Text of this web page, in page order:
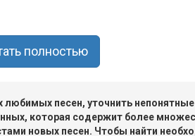
полностью
песен, уточнить непонятные
которая содержит более
новых песен. Чтобы найти